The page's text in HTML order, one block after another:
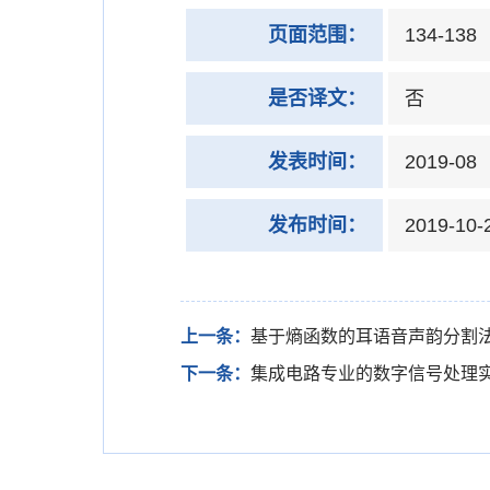
页面范围： 134-138
是否译文： 否
发表时间： 2019-08
发布时间： 2019-10-
上一条：基于熵函数的耳语音声韵分割
下一条：集成电路专业的数字信号处理